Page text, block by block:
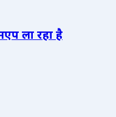
ला रहा है